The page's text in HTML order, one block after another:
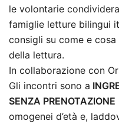
le volontarie
famiglie letture bilingui
consigli su come e
della lettura.
In collaborazione con
Gli incontri sono a
SENZA PRENOTAZIONE
omogenei d’età e,